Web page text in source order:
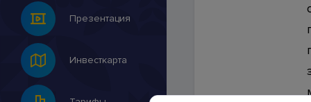
Презентация
Инвесткарта